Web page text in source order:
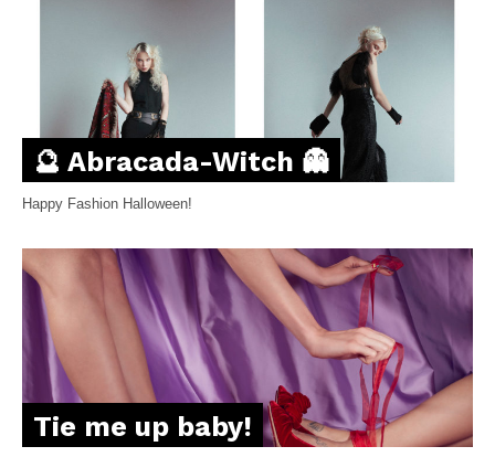
🔮 Abracada-Witch 👻
Happy Fashion Halloween!
Tie me up baby!